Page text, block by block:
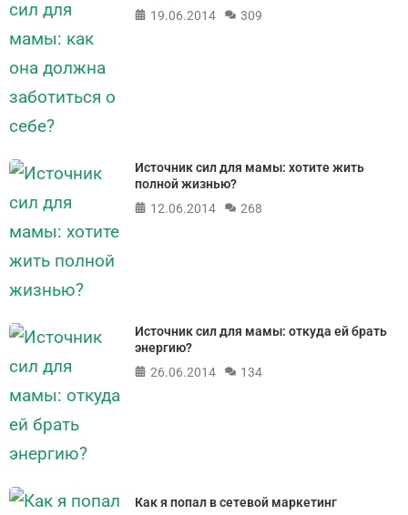
19.06.2014
309
Источник сил для мамы: хотите жить
полной жизнью?
12.06.2014
268
Источник сил для мамы: откуда ей брать
энергию?
26.06.2014
134
Как я попал в сетевой маркетинг